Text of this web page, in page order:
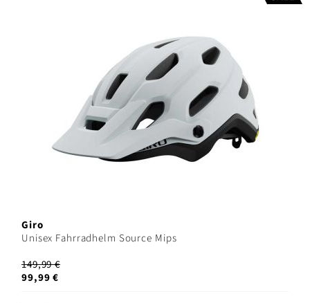
Giro
Unisex Fahrradhelm Source Mips
149,99 €
99,99 €